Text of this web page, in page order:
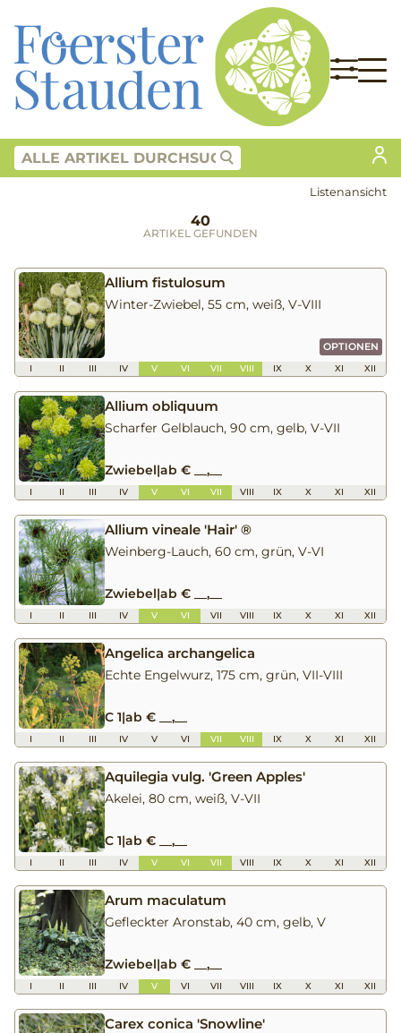
Listenansicht
40
ARTIKEL GEFUNDEN
Allium fistulosum
Winter-Zwiebel, 55 cm, weiß, V-VIII
OPTIONEN
I II III IV V VI VII VIII IX X XI XII
Allium obliquum
Scharfer Gelblauch, 90 cm, gelb, V-VII
Zwiebel|ab € __,__
I II III IV V VI VII VIII IX X XI XII
Allium vineale 'Hair' ®
Weinberg-Lauch, 60 cm, grün, V-VI
Zwiebel|ab € __,__
I II III IV V VI VII VIII IX X XI XII
Angelica archangelica
Echte Engelwurz, 175 cm, grün, VII-VIII
C 1|ab € __,__
I II III IV V VI VII VIII IX X XI XII
Aquilegia vulg. 'Green Apples'
Akelei, 80 cm, weiß, V-VII
C 1|ab € __,__
I II III IV V VI VII VIII IX X XI XII
Arum maculatum
Gefleckter Aronstab, 40 cm, gelb, V
Zwiebel|ab € __,__
I II III IV V VI VII VIII IX X XI XII
Carex conica 'Snowline'